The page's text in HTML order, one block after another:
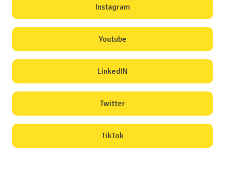
Instagram
Youtube
LinkedIN
Twitter
TikTok